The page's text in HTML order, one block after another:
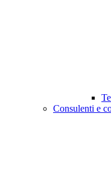
Consulenti e